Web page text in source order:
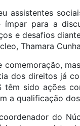
assistentes
ímpar para a
e desafios
Thamara
comemoração,
dos direitos já
têm sido ações
a qualificação
do